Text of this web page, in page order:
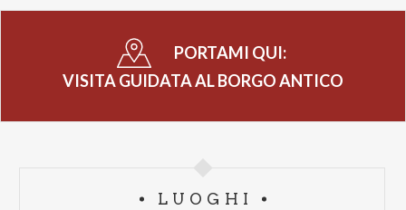
PORTAMI QUI:
VISITA GUIDATA AL BORGO ANTICO
LUOGHI